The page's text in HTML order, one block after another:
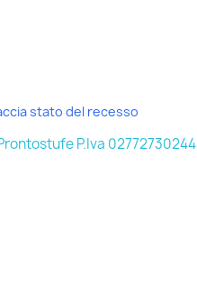
stato del recesso
P.Iva 02772730244